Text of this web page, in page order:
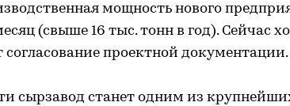
мощность нового
(свыше 16 тыс. тонн в год). Сейчас
согласование проектной документации.
сырзавод станет одним из